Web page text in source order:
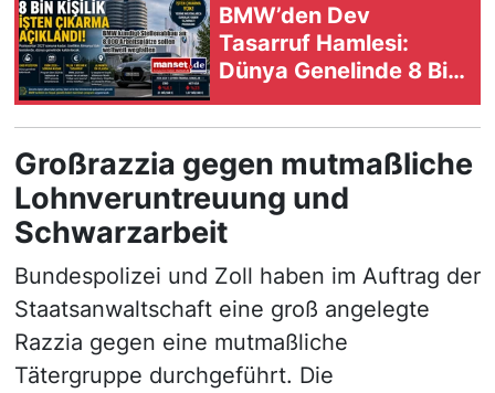
BMW’den Dev
Tasarruf Hamlesi:
Dünya Genelinde 8 Bin
Großrazzia gegen mutmaßliche
Lohnveruntreuung und
Schwarzarbeit
Bundespolizei und Zoll haben im Auftrag der
Staatsanwaltschaft eine groß angelegte
Razzia gegen eine mutmaßliche
Tätergruppe durchgeführt. Die